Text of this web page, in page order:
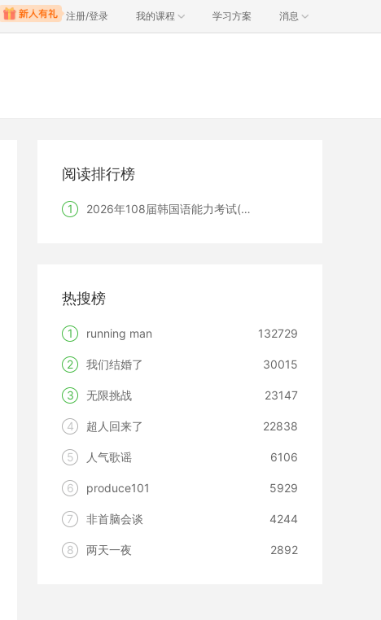
注册/登录 我的课程 学习方案 消息
阅读排行榜
1 2026年108届韩国语能力考试(TOPIK)韩国报名时间
热搜榜
1 running man 132729
2 我们结婚了 30015
3 无限挑战 23147
4 超人回来了 22838
5 人气歌谣 6106
6 produce101 5929
7 非首脑会谈 4244
8 两天一夜 2892